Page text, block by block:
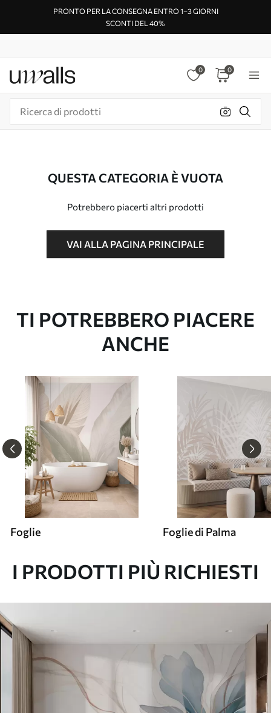
PRONTO PER LA CONSEGNA ENTRO 1–3 GIORNI
SCONTI DEL 40%
0 0
QUESTA CATEGORIA È VUOTA
Potrebbero piacerti altri prodotti
VAI ALLA PAGINA PRINCIPALE
TI POTREBBERO PIACERE
ANCHE
Foglie Foglie di Palma
I PRODOTTI PIÙ RICHIESTI